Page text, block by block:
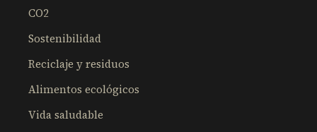
CO2
Sostenibilidad
Reciclaje y residuos
Alimentos ecológicos
Vida saludable